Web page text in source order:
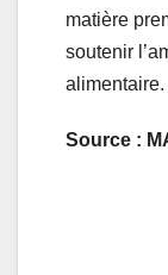
matière
soutenir
alimentaire.
Source :